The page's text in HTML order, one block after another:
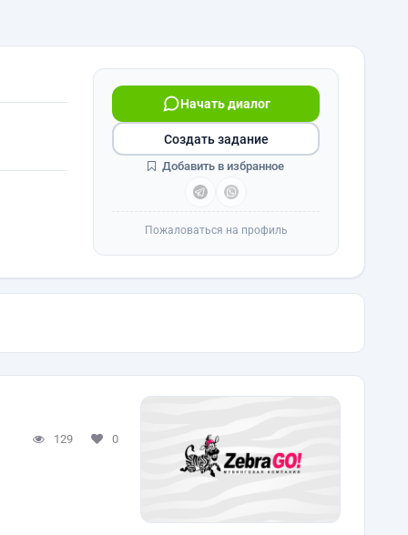
Начать диалог
Создать задание
Добавить в избранное
Пожаловаться на профиль
129 0